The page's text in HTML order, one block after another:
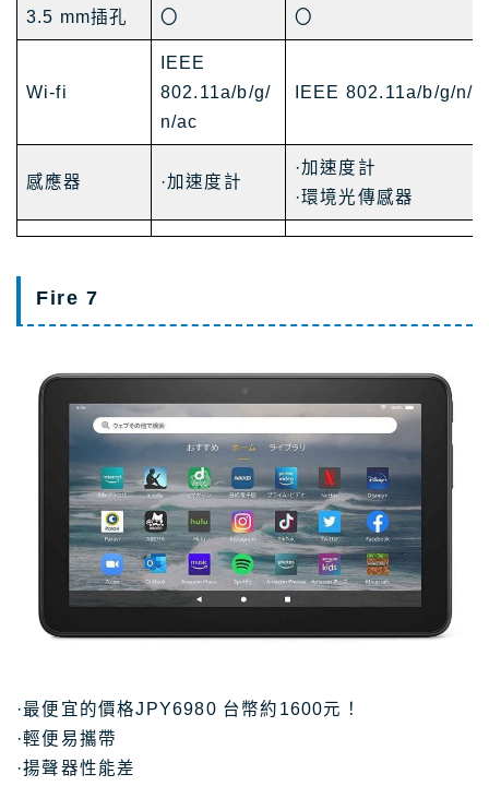
3.5 mm插孔 〇 〇
Wi-fi
IEEE
802.11a/b/g/
n/ac
IEEE 802.11a/b/g/n/
感應器 ·加速度計
·加速度計
·環境光傳感器
Fire 7
·最便宜的價格JPY6980 台幣約1600元！
·輕便易攜帶
·揚聲器性能差